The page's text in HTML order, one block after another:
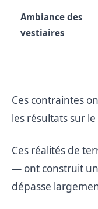
Ambiance des
vestiaires
Ces contraintes
les résultats sur
Ces réalités de
— ont construit
dépasse